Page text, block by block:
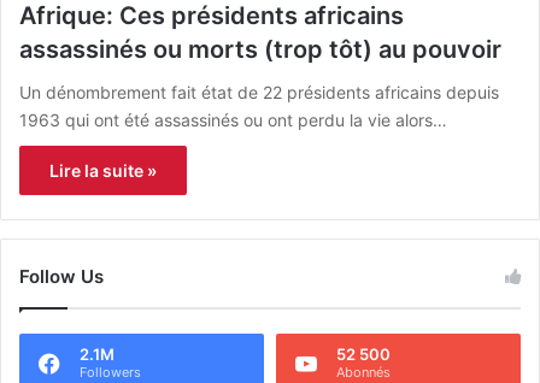
Afrique: Ces présidents africains
assassinés ou morts (trop tôt) au pouvoir
Un dénombrement fait état de 22 présidents africains depuis
1963 qui ont été assassinés ou ont perdu la vie alors…
Lire la suite »
Follow Us
2.1M
Followers
52 500
Abonnés